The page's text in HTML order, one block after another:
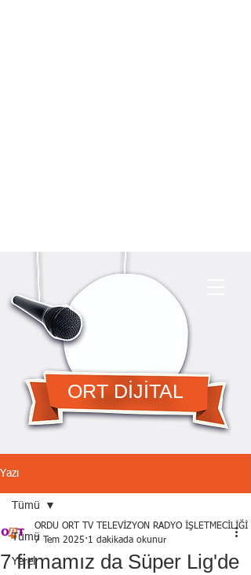
ORT DİJİTAL
Yazı
Tümü
Yerel
Tümü
7 firmamız da Süper Lig'de
ORDU ORT TV TELEVİZYON RADYO İŞLETMECİLİĞİ
7 Tem 2025 1 dakikada okunur